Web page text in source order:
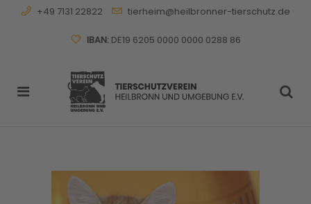
+49 7131 22822 tierheim@heilbronner-tierschutz.de
IBAN:DE19 6205 0000 0000 0288 86